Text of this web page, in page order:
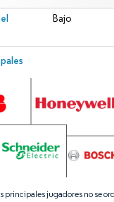
Bajo
principales jugadores no se
El uso requiere